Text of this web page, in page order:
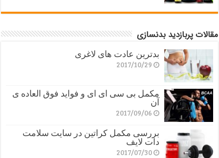
مقالات پربازدید بدنسازی
بدترین عادت های لاغری
2017/10/29
مکمل بی سی ای ای و فواید فوق العاده ی
آن
2017/09/06
بررسی مکمل کراتین در سایت سلامت
دات لایف
2017/07/30